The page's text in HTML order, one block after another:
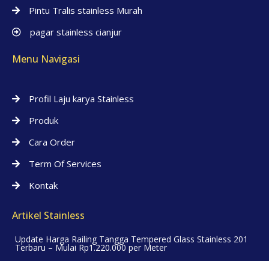
Pintu Tralis stainless Murah
pagar stainless cianjur
Menu Navigasi
Profil Laju karya Stainless
Produk
Cara Order
Term Of Services
Kontak
Artikel Stainless
Update Harga Railing Tangga Tempered Glass Stainless 201
Terbaru – Mulai Rp1.220.000 per Meter